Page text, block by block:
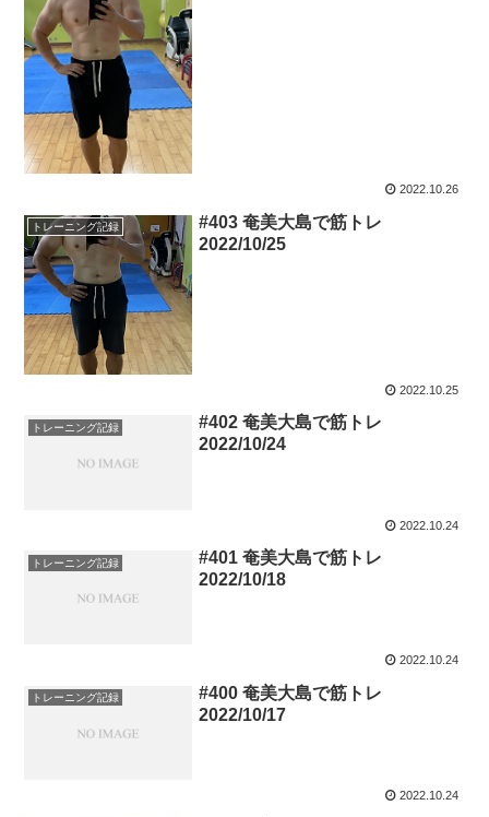
2022.10.26
トレーニング記録
#403 奄美大島で筋トレ
2022/10/25
2022.10.25
トレーニング記録
#402 奄美大島で筋トレ
2022/10/24
2022.10.24
トレーニング記録
#401 奄美大島で筋トレ
2022/10/18
2022.10.24
トレーニング記録
#400 奄美大島で筋トレ
2022/10/17
2022.10.24